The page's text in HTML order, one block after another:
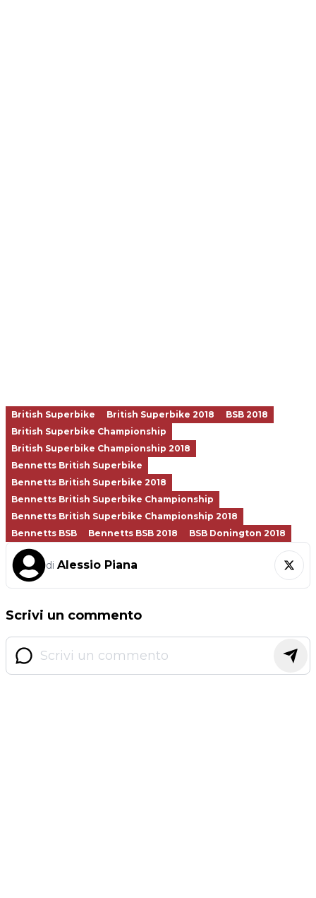
British Superbike British Superbike 2018
BSB 2018
British Superbike Championship
British Superbike Championship 2018
Bennetts British Superbike
Bennetts British Superbike 2018
Bennetts British Superbike Championship
Bennetts British Superbike Championship 2018
Bennetts BSB
Bennetts BSB 2018 BSB Donington 2018
di Alessio Piana
Scrivi un commento